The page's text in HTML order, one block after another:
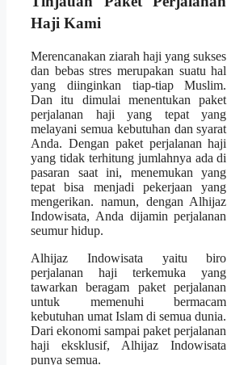
Haji Kami
Merencanakan ziarah haji yang sukses
dan bebas stres merupakan suatu hal
yang diinginkan tiap-tiap Muslim.
Dan itu dimulai menentukan paket
perjalanan haji yang tepat yang
melayani semua kebutuhan dan syarat
Anda. Dengan paket perjalanan haji
yang tidak terhitung jumlahnya ada di
pasaran saat ini, menemukan yang
tepat bisa menjadi pekerjaan yang
mengerikan. namun, dengan Alhijaz
Indowisata, Anda dijamin perjalanan
seumur hidup.
Alhijaz Indowisata yaitu biro
perjalanan haji terkemuka yang
tawarkan beragam paket perjalanan
untuk memenuhi bermacam
kebutuhan umat Islam di semua dunia.
Dari ekonomi sampai paket perjalanan
haji eksklusif, Alhijaz Indowisata
punya semua.